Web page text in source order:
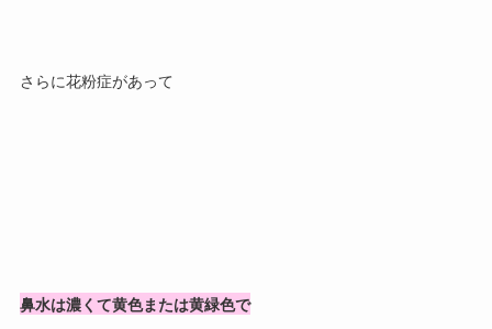
さらに花粉症があって
鼻水は濃くて黄色または黄緑色で